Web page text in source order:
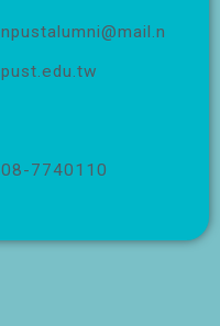
npustalumni@mail.n
pust.edu.tw
08-7740110